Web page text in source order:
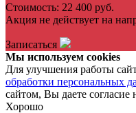
Стоимость: 22 400 руб.
Акция не действует на
Записаться
Мы используем cookies
Для улучшения работы
обработки персональных
сайтом, Вы даете согласие
Хорошо